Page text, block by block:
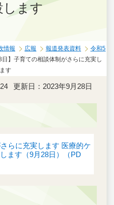
します
情報 広報 報道発表資料
令和5
日】子育ての相談体制がさらに充実し
す
更新日：2023年9月28日
らに充実します 医療的ケ
ます（9月28日）（PD